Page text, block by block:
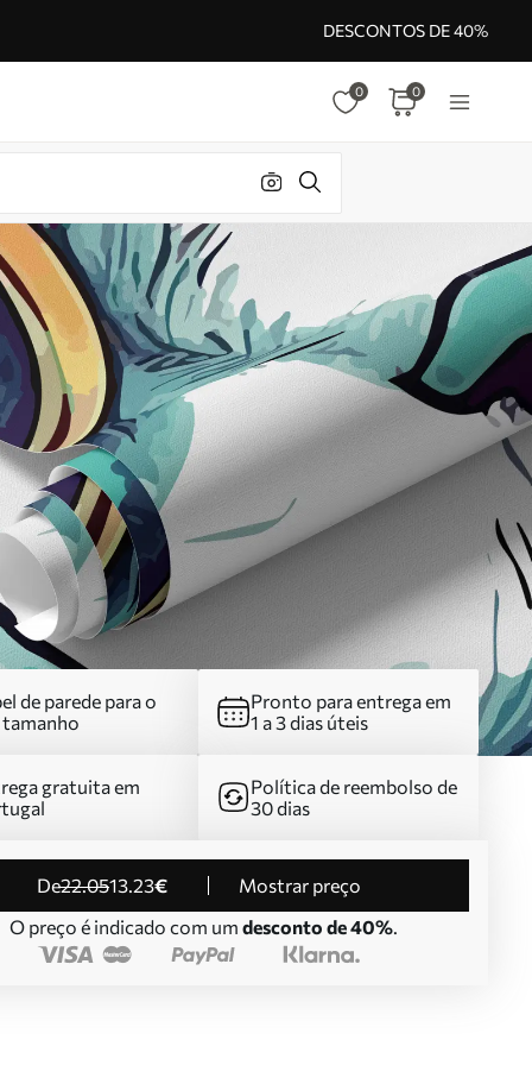
DESCONTOS DE 40%
0 0
de parede para o
tamanho
Pronto para entrega em
1 a 3 dias úteis
gratuita em
Política de reembolso de
30 dias
de22.0513.23€
Mostrar preço
O preço é indicado com um desconto de 40%.